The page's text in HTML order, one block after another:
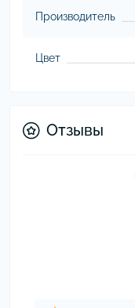
Производитель
Цвет
Отзывы